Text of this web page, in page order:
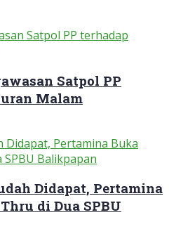
Satpol PP
Malam
Didapat, Pertamina
di Dua SPBU